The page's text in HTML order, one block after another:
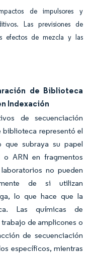
de impulsores y
Las previsiones de
efectos de mezcla y las
de Biblioteca
Indexación
de secuenciación
representó el
que subraya su papel
ARN en fragmentos
no pueden
de si utilizan
lo que hace que la
Las químicas de
de amplicones o
de secuenciación
específicos, mientras